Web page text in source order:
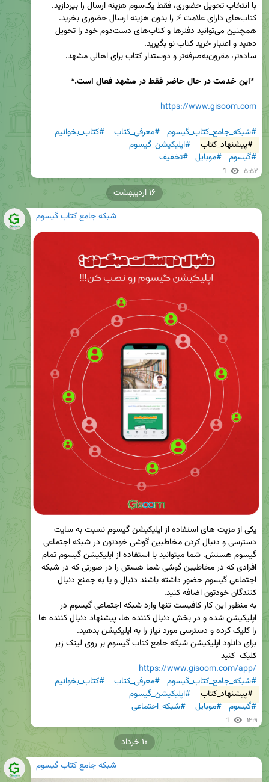
ساده‌تر، مقرون‌به‌صرفه‌تر و دوستدار کتاب برای اهالی مشهد.
*این خدمت در حال حاضر فقط در مشهد فعال است.*
https://www.gisoom.com
#شبکه_جامع_کتاب_گیسوم #معرفی_کتاب
#کتاب_بخوانیم
#پیشنهاد_کتاب
#اپلیکیشن_گیسوم
#گیسوم #موبایل #تخفیف
1 ۵:۵۲
شبکه جامع کتاب گیسوم
کلیک  کنید
https://www.gisoom.com/app/
#شبکه_جامع_کتاب_گیسوم #معرفی_کتاب
#کتاب_بخوانیم
#پیشنهاد_کتاب
#اپلیکیشن_گیسوم
#گیسوم #موبایل #شبکه_اجتماعی
1 ۱۲:۹
۱۶ اردیبهشت
شبکه جامع کتاب گیسوم
۱۰ خرداد